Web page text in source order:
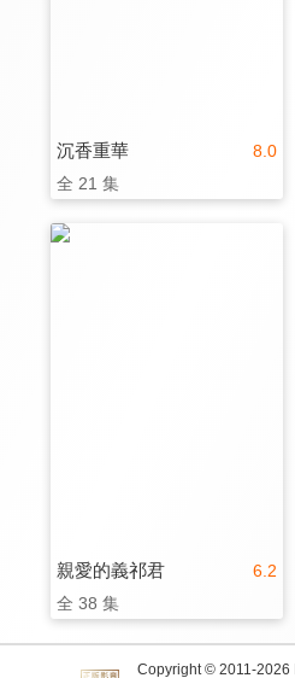
8.0
沉香重華
全 21 集
6.2
親愛的義祁君
全 38 集
Copyright © 2011-2026